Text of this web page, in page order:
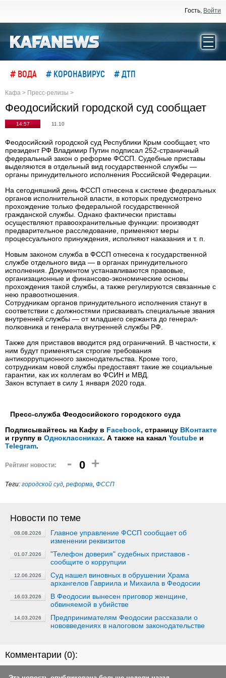
Гость, Войти
# ВОДА # КОРОНАВИРУС # ДТП
Кафа > Пресс-релизы >
Феодосийский городской суд сообщает
14:57 11.10
Феодосийский городской суд Республики Крым сообщает, что
президент РФ Владимир Путин подписал 252-страничный
федеральный закон о реформе ФССП. Судебные приставы
выделяются в отдельный вид государственной службы —
органы принудительного исполнения Российской Федерации.
На сегодняшний день ФССП отнесена к системе федеральных
органов исполнительной власти, в которых предусмотрено
прохождение только федеральной государственной
гражданской службы. Однако фактически приставы
осуществляют правоохранительные функции: производят
предварительное расследование, применяют меры
процессуального принуждения, исполняют наказания и т. п.
Новым законом служба в ФССП отнесена к государственной
службе отдельного вида — в органах принудительного
исполнения. Документом устанавливаются правовые,
организационные и финансово-экономические основы
прохождения такой службы, а также регулируются связанные с
нею правоотношения.
Сотрудникам органов принудительного исполнения станут в
соответствии с должностями присваивать специальные звания
внутренней службы — от младшего сержанта до генерал-
полковника и генерала внутренней службы РФ.
Также для приставов вводится ряд ограничений. В частности, к
ним будут применяться строгие требования
антикоррупционного законодательства. Кроме того,
сотрудникам новой службы предоставят такие же социальные
гарантии, как их коллегам во ФСИН и МВД.
Закон вступает в силу 1 января 2020 года.
Пресс-служба Феодосийского городского суда
Подписывайтесь на Кафу в Facebook, страницу ВКонтакте
и группу в Одноклассниках. А также на канал Youtube и
Telegram.
Рейтинг новости: - 0 +
Теги: городской суд, реформа, ФССП
Новости по теме
08.08.2026
Главное управление ФССП сообщает об
изменении реквизитов
01.07.2026
"Телефон доверия" судебных приставов -
сообщите о коррупции
12.06.2026
Суд нашел виновных в обрушении Храма
архангелов Гавриила и Михаила в Феодосии
16.03.2026
В Феодосии вынесен приговор женщине,
обвиняемой в убийстве
14.03.2026
Предпринимателям Феодосии рассказали о
нововведениях в налоговом законодательстве
Комментарии (0):